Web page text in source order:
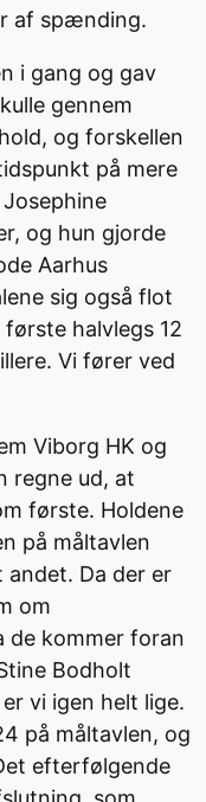
af spænding.
i gang og gav
gennem
og forskellen
på mere
og hun gjorde
Aarhus
sig også flot
halvlegs 12
Vi fører ved
Viborg HK og
regne ud, at
første. Holdene
på måltavlen
Da der er
om
de kommer foran
Bodholt
vi igen helt lige.
på måltavlen, og
efterfølgende